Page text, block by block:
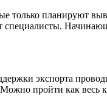
только планируют
экспорта
пройти как